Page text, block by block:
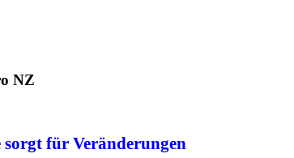
NZ
für Veränderungen